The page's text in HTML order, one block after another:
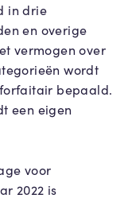
in drie
en overige
vermogen over
wordt
bepaald.
een eigen
voor
2022 is